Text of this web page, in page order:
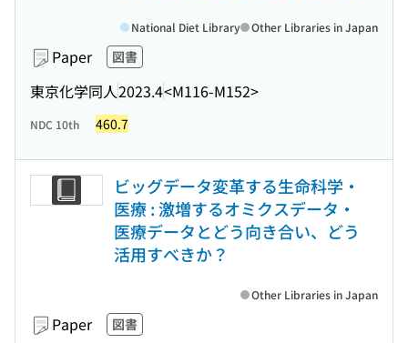
Paper 図書
東京化学同人2023.4<M116-M152>
National Diet Library Other Libraries in Japan
NDC 10th 460.7
ビッグデータ変革する生命科学・
医療 : 激増するオミクスデータ・
医療データとどう向き合い、どう
活用すべきか？
Paper 図書
Other Libraries in Japan